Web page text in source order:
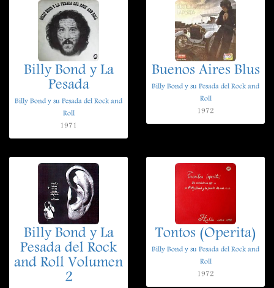
Billy Bond y La
Pesada
Billy Bond y su Pesada del Rock and
Roll
1971
Buenos Aires Blus
Billy Bond y su Pesada del Rock and
Roll
1972
Billy Bond y La
Pesada del Rock
and Roll Volumen
2
Tontos (Operita)
Billy Bond y su Pesada del Rock and
Roll
1972